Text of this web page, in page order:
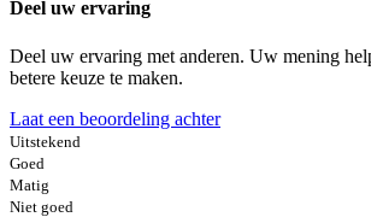
Deel uw ervaring
Deel uw ervaring met anderen. Uw mening
betere keuze te maken.
Laat een beoordeling achter
Uitstekend
Goed
Matig
Niet goed